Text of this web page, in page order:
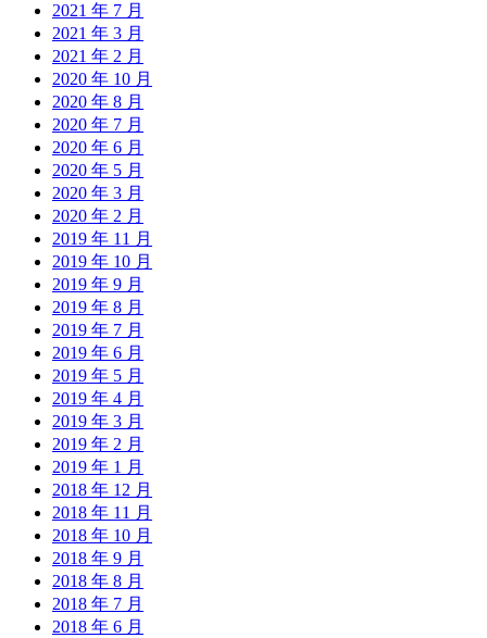
2021 年 7 月
2021 年 3 月
2021 年 2 月
2020 年 10 月
2020 年 8 月
2020 年 7 月
2020 年 6 月
2020 年 5 月
2020 年 3 月
2020 年 2 月
2019 年 11 月
2019 年 10 月
2019 年 9 月
2019 年 8 月
2019 年 7 月
2019 年 6 月
2019 年 5 月
2019 年 4 月
2019 年 3 月
2019 年 2 月
2019 年 1 月
2018 年 12 月
2018 年 11 月
2018 年 10 月
2018 年 9 月
2018 年 8 月
2018 年 7 月
2018 年 6 月